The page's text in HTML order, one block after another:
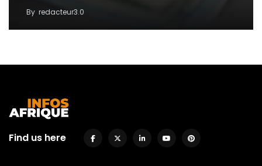
By redacteur3.0
Find us here